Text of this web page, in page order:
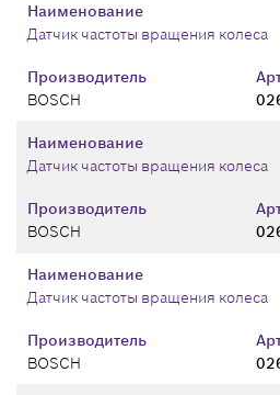
Производитель
BOSCH
Наименование
Датчик частоты вращения колеса
Производитель
BOSCH
Наименование
Датчик частоты вращения колеса
Производитель
BOSCH
Наименование
Датчик частоты вращения колеса